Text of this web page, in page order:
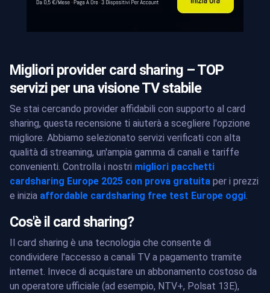
Migliori provider card sharing – TOP
servizi per una visione TV stabile
Se stai cercando provider affidabili con supporto al card
sharing, questa recensione ti aiuterà a scegliere l'opzione
migliore. Abbiamo selezionato servizi verificati con alta
qualità di streaming, un'ampia gamma di canali e tariffe
convenienti. Controlla i nostri migliori pacchetti
cardsharing Europe 2025 con prova gratuita per i prezzi
e inizia affordable cardsharing free test Europe oggi.
Cos'è il card sharing?
Il card sharing è una tecnologia che consente di
condividere l'accesso a canali TV a pagamento tramite
internet. Invece di acquistare un abbonamento costoso da
un operatore ufficiale (ad esempio, NTV+, Polsat 13E),